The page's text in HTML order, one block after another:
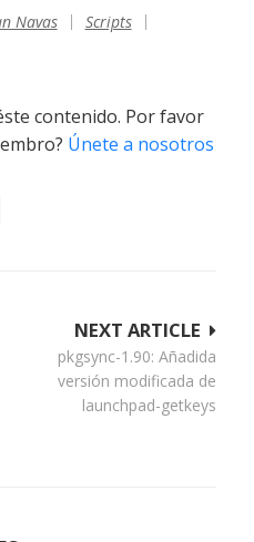
Navas
Scripts
contenido. Por favor
Únete a nosotros
NEXT ARTICLE
pkgsync-1.90: Añadida
versión modificada de
launchpad-getkeys